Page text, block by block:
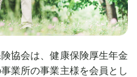
協会は、健康保険厚生年金
業所の事業主様を会員とし